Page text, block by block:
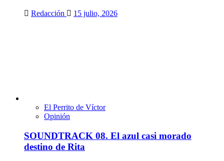
Redacción 15 julio, 2026
El Perrito de Víctor
Opinión
SOUNDTRACK 08. El azul casi morado
destino de Rita